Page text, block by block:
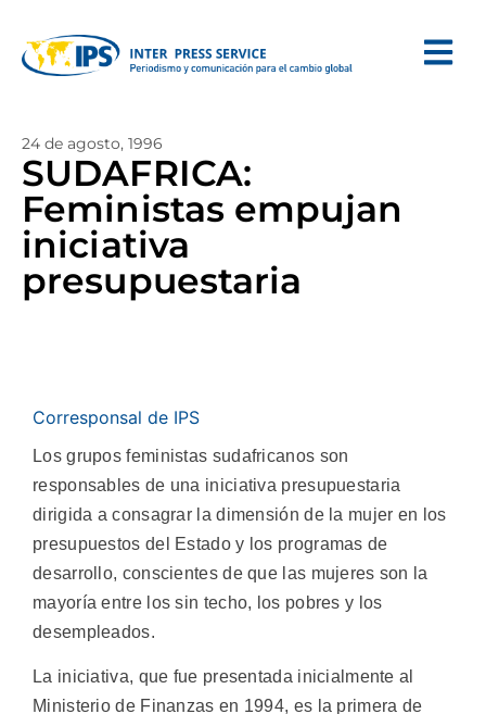
24 de agosto, 1996
SUDAFRICA:
Feministas empujan
iniciativa
presupuestaria
Corresponsal de IPS
Los grupos feministas sudafricanos son
responsables de una iniciativa presupuestaria
dirigida a consagrar la dimensión de la mujer en los
presupuestos del Estado y los programas de
desarrollo, conscientes de que las mujeres son la
mayoría entre los sin techo, los pobres y los
desempleados.
La iniciativa, que fue presentada inicialmente al
Ministerio de Finanzas en 1994, es la primera de